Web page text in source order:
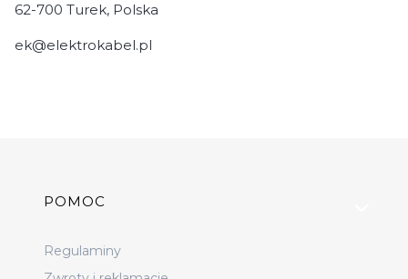
62-700 Turek, Polska
ek@elektrokabel.pl
Linki w stopce
POMOC
Regulaminy